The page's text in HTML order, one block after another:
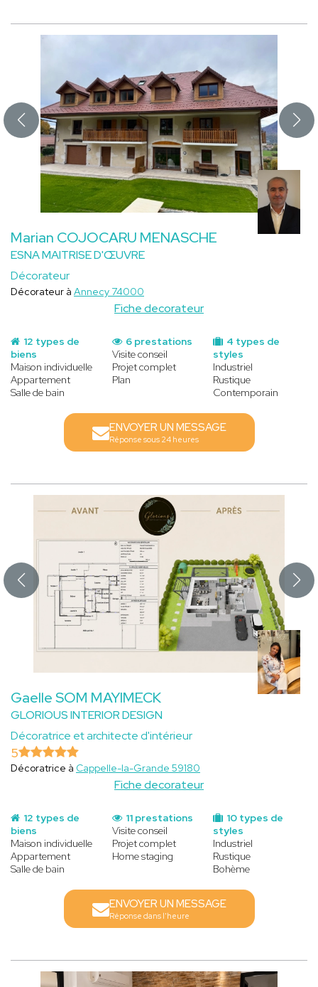
Marian COJOCARU MENASCHE
ESNA MAITRISE D'ŒUVRE
Décorateur
Fiche decorateur
Décorateur à Annecy 74000
12 types de
biens
Maison individuelle
Appartement
Salle de bain
4 types de
styles
Industriel
Rustique
Contemporain
6 prestations
Visite conseil
Projet complet
Plan
ENVOYER UN MESSAGE
Réponse sous 24 heures
Gaelle SOM MAYIMECK
GLORIOUS INTERIOR DESIGN
Décoratrice et architecte d'intérieur
Fiche decorateur
5
Décoratrice à Cappelle-la-Grande 59180
12 types de
biens
Maison individuelle
Appartement
Salle de bain
10 types de
styles
Industriel
Rustique
Bohème
11 prestations
Visite conseil
Projet complet
Home staging
ENVOYER UN MESSAGE
Réponse dans l'heure